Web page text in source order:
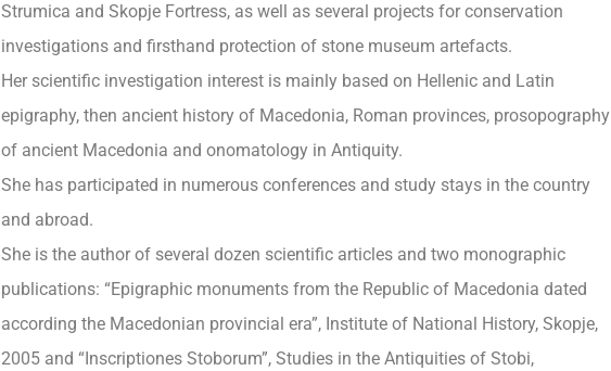
Strumica and Skopje Fortress, as well as several projects for conservation
investigations and firsthand protection of stone museum artefacts.
Her scientific investigation interest is mainly based on Hellenic and Latin
epigraphy, then ancient history of Macedonia, Roman provinces, prosopography
of ancient Macedonia and onomatology in Antiquity.
She has participated in numerous conferences and study stays in the country
and abroad.
She is the author of several dozen scientific articles and two monographic
publications: “Epigraphic monuments from the Republic of Macedonia dated
according the Macedonian provincial era”, Institute of National History, Skopje,
2005 and “Inscriptiones Stoborum”, Studies in the Antiquities of Stobi,